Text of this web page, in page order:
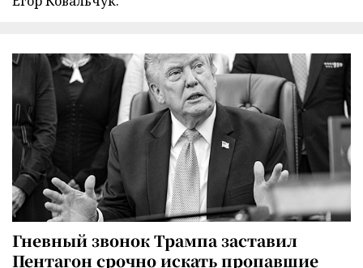
Гневный звонок Трампа заставил
Пентагон срочно искать пропавшие